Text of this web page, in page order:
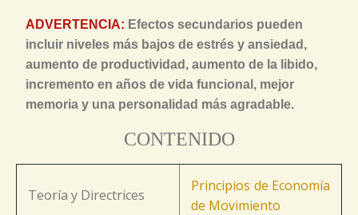
ADVERTENCIA: Efectos secundarios pueden
incluir niveles más bajos de estrés y ansiedad,
aumento de productividad, aumento de la libido,
incremento en años de vida funcional, mejor
memoria y una personalidad más agradable.
CONTENIDO
Teoría y Directrices
Principios de Economía
de Movimiento